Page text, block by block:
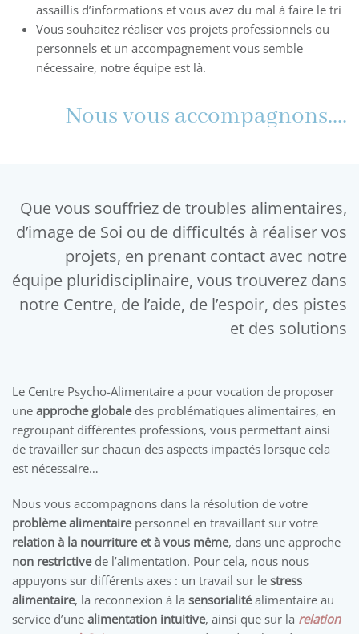
assaillis d’informations et vous avez du mal à faire le tri
Vous souhaitez réaliser vos projets professionnels ou
personnels et un accompagnement vous semble
nécessaire, notre équipe est là.
Nous vous accompagnons....
Que vous souffriez de troubles alimentaires,
d’image de Soi ou de difficultés à réaliser vos
projets, en prenant contact avec notre
équipe pluridisciplinaire, vous trouverez dans
notre Centre, de l’aide, de l’espoir, des pistes
et des solutions
Le Centre Psycho-Alimentaire a pour vocation de proposer
une approche globaledes problématiques alimentaires, en
regroupant différentes professions, vous permettant ainsi
de travailler sur chacun des aspects impactés lorsque cela
est nécessaire…
Nous vous accompagnons dans la résolution de votre
problème alimentairepersonnel en travaillant sur votre
relation à la nourriture et à vous même, dans une approche
non restrictivede l’alimentation. Pour cela, nous nous
appuyons sur différents axes : un travail sur le stress
alimentaire, la reconnexion à la sensorialitéalimentaire au
service d’une alimentation intuitive, ainsi que sur la relation